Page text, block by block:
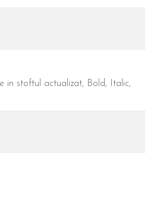
in stoftul actualizat, Bold,
Italic,